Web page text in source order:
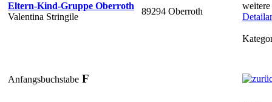
Eltern-Kind-Gruppe Oberroth
Valentina Stringile
89294 Oberroth
Anfangsbuchstabe F